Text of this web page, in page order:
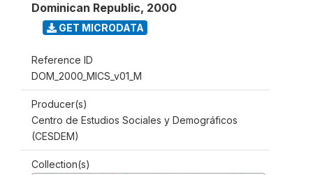
Dominican Republic, 2000
GET MICRODATA
Reference ID
DOM_2000_MICS_v01_M
Producer(s)
Centro de Estudios Sociales y Demográficos
(CESDEM)
Collection(s)